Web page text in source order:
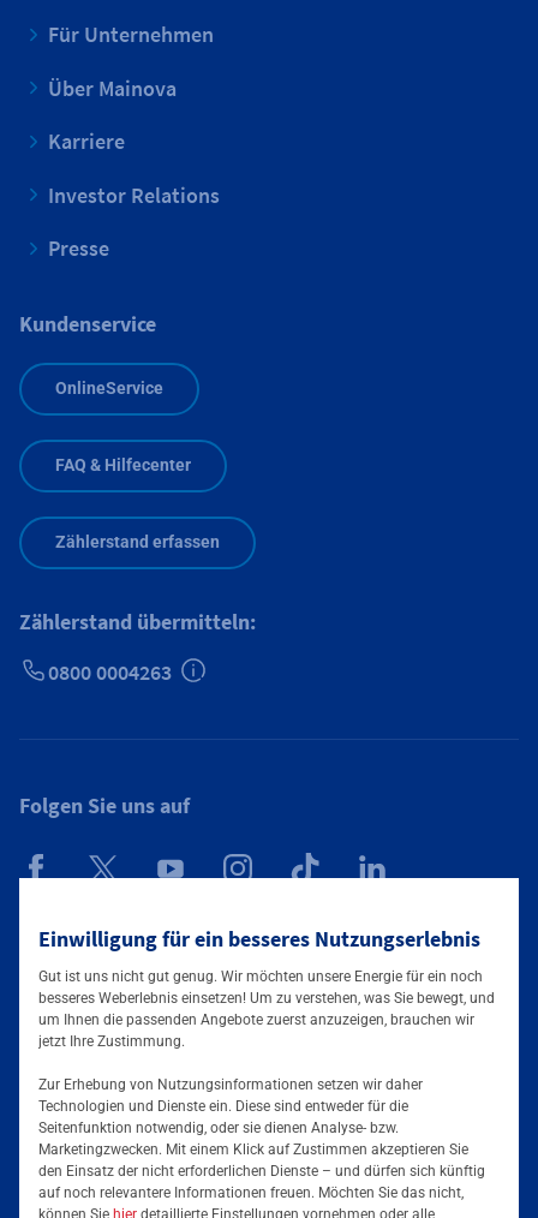
Einwilligung für ein besseres Nutzungserlebnis
Gut ist uns nicht gut genug. Wir möchten unsere Energie für ein noch
besseres Weberlebnis einsetzen! Um zu verstehen, was Sie bewegt, und
um Ihnen die passenden Angebote zuerst anzuzeigen, brauchen wir
jetzt Ihre Zustimmung.
Zur Erhebung von Nutzungsinformationen setzen wir daher
Technologien und Dienste ein. Diese sind entweder für die
Seitenfunktion notwendig, oder sie dienen Analyse- bzw.
Marketingzwecken. Mit einem Klick auf Zustimmen akzeptieren Sie
den Einsatz der nicht erforderlichen Dienste – und dürfen sich künftig
auf noch relevantere Informationen freuen. Möchten Sie das nicht,
können Sie hier detaillierte Einstellungen vornehmen oder alle
Für Unternehmen
Über Mainova
Karriere
Investor Relations
Presse
Kundenservice
OnlineService
FAQ & Hilfecenter
Zählerstand erfassen
Zählerstand übermitteln:
0800 0004263
Folgen Sie uns auf
Mainova App
Tarife & Lösungen
Strom für Unternehmen
Services & Informationen